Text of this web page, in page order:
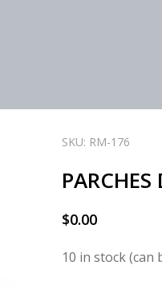
SKU: RM-176
$0.00
10 in stock (can